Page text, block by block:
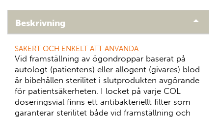
Beskrivning
SÄKERT OCH ENKELT ATT ANVÄNDA
Vid framställning av ögondroppar baserat på
autologt (patientens) eller allogent (givares) blod
är bibehållen sterilitet i slutprodukten avgörande
för patientsäkerheten. I locket på varje COL
doseringsvial finns ett antibakteriellt filter som
garanterar sterilitet både vid framställning och